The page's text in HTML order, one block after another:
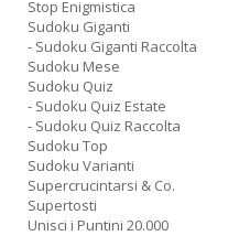
Stop Enigmistica
Sudoku Giganti
- Sudoku Giganti Raccolta
Sudoku Mese
Sudoku Quiz
- Sudoku Quiz Estate
- Sudoku Quiz Raccolta
Sudoku Top
Sudoku Varianti
Supercrucintarsi & Co.
Supertosti
Unisci i Puntini 20.000